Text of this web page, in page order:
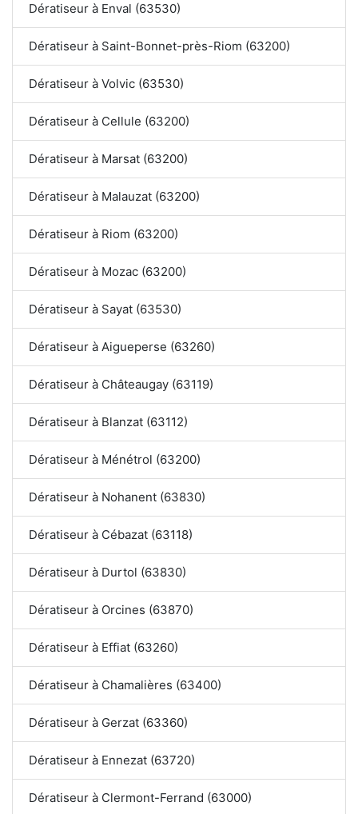
Dératiseur à Enval (63530)
Dératiseur à Saint-Bonnet-près-Riom (63200)
Dératiseur à Volvic (63530)
Dératiseur à Cellule (63200)
Dératiseur à Marsat (63200)
Dératiseur à Malauzat (63200)
Dératiseur à Riom (63200)
Dératiseur à Mozac (63200)
Dératiseur à Sayat (63530)
Dératiseur à Aigueperse (63260)
Dératiseur à Châteaugay (63119)
Dératiseur à Blanzat (63112)
Dératiseur à Ménétrol (63200)
Dératiseur à Nohanent (63830)
Dératiseur à Cébazat (63118)
Dératiseur à Durtol (63830)
Dératiseur à Orcines (63870)
Dératiseur à Effiat (63260)
Dératiseur à Chamalières (63400)
Dératiseur à Gerzat (63360)
Dératiseur à Ennezat (63720)
Dératiseur à Clermont-Ferrand (63000)